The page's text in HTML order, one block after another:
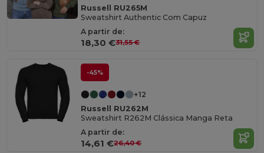
Russell RU265M
Sweatshirt Authentic Com Capuz
A partir de:
18,30 €31,55 €
-45%
+12
Russell RU262M
Sweatshirt R262M Clássica Manga Reta
A partir de:
14,61 €26,40 €